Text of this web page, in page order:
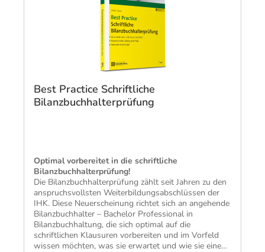
nachweislich besonders effektiv ist. Sie haben immer
einen Überblick über Ihren aktuellen Lernstand. Sie
können Ihre Vorbereitung bei Bedarf um eigene
Lernkarten erweitern.
Best Practice Schriftliche
Bilanzbuchhalterprüfung
​Optimal vorbereitet in die schriftliche
Bilanzbuchhalterprüfung!
Die Bilanzbuchhalterprüfung zählt seit Jahren zu den
anspruchsvollsten Weiterbildungsabschlüssen der
IHK. Diese Neuerscheinung richtet sich an angehende
Bilanzbuchhalter – Bachelor Professional in
Bilanzbuchhaltung, die sich optimal auf die
schriftlichen Klausuren vorbereiten und im Vorfeld
wissen möchten, was sie erwartet und wie sie eine